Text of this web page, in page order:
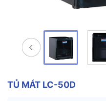
TỦ MÁT LC-50D